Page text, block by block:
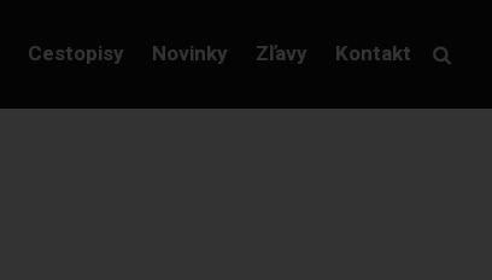
Cestopisy Novinky Zľavy Kontakt